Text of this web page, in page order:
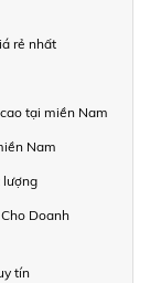
rẻ nhất
tại miền Nam
Nam
lượng
Doanh
tín